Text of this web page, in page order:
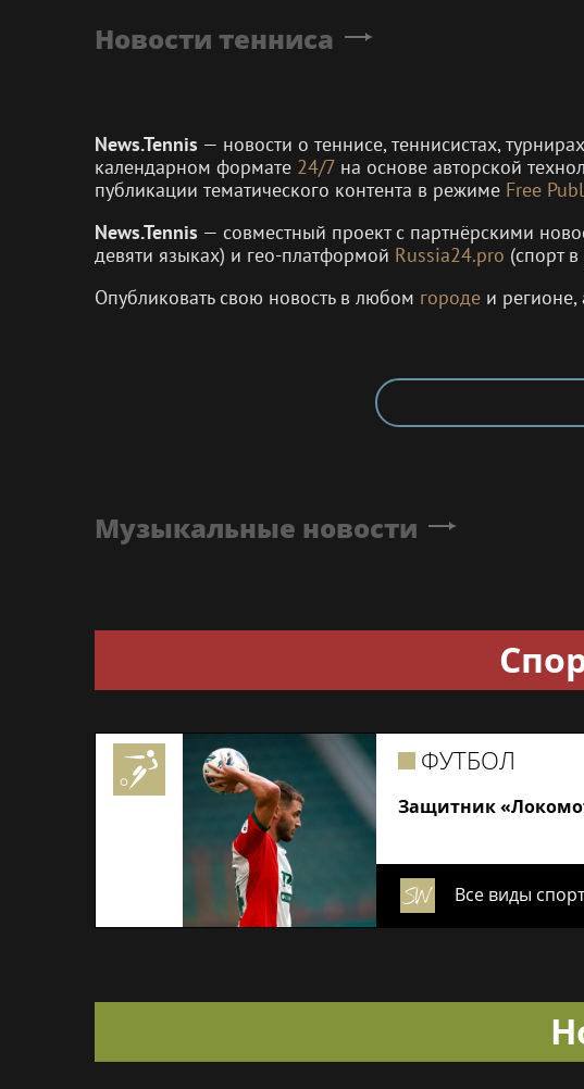
Новости тенниса
News.Tennis — новости о теннисе, теннисистах,
календарном формате 24/7 на основе авторской
публикации тематического контента в режиме Free
News.Tennis — совместный проект с партнёрскими
девяти языках) и гео-платформой Russia24.pro (спорт
Опубликовать свою новость в любом городе и регионе,
Музыкальные новости
Защитник
ФУТБОЛ
Все виды